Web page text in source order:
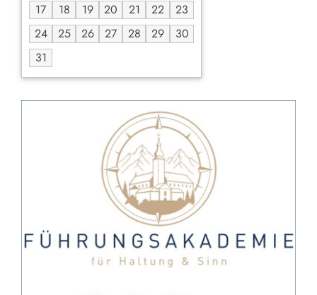
17
18 19 20 21 22
23
24
25 26 27 28 29
30
31